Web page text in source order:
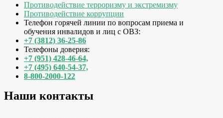
Противодействие терроризму и экстремизму
Противодействие коррупции
Телефон горячей линии по вопросам приема и
обучения инвалидов и лиц с ОВЗ:
+7 (3812) 36-25-86
Телефоны доверия:
+7 (951) 428-46-64,
+7 (495) 640-54-37,
8-800-2000-122
Наши контакты